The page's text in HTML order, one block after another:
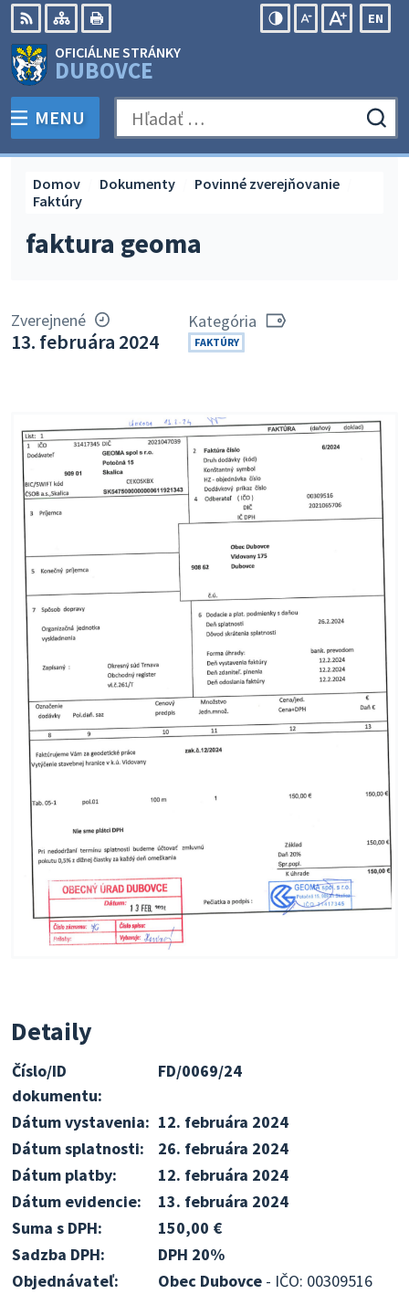
Preskočiť
na
obsah
RSS Mapa
EN
OFICIÁLNE STRÁNKY
DUBOVCE
PREPNÚŤ
MENU Hľadať:
faktura geoma
Domov Dokumenty
Povinné zverejňovanie
Faktúry
Zverejnené
13. februára 2024
Kategória
FAKTÚRY
Detaily
Číslo/ID
dokumentu:
FD/0069/24
Dátum vystavenia: 12. februára 2024
Dátum splatnosti:
26. februára 2024
Dátum platby:
12. februára 2024
Dátum evidencie:
13. februára 2024
Suma s DPH:
150,00 €
Sadzba DPH:
DPH 20%
Objednávateľ:
Obec Dubovce - IČO: 00309516